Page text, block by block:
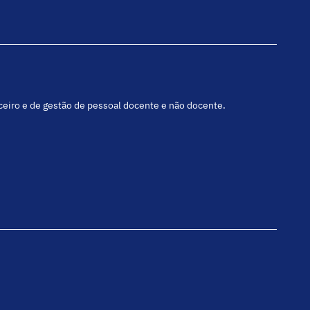
e de gestão de pessoal docente e não docente.